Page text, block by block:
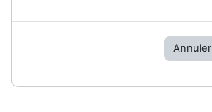
Annuler